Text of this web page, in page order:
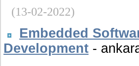
(13-02-2022)
Embedded
Development -